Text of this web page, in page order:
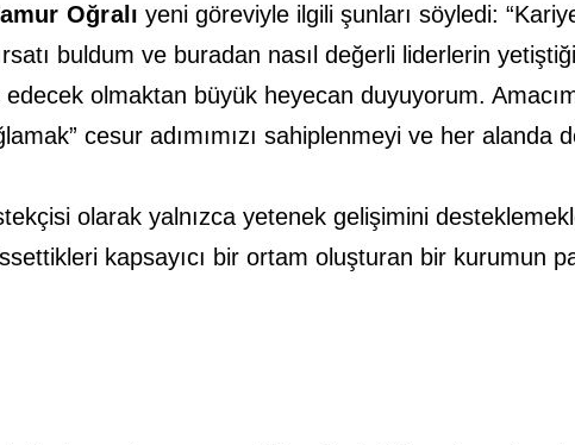
Oğralı yeni göreviyle ilgili şunları söyledi:
buldum ve buradan nasıl değerli liderlerin
olmaktan büyük heyecan duyuyorum.
cesur adımımızı sahiplenmeyi ve her
olarak yalnızca yetenek gelişimini
kapsayıcı bir ortam oluşturan bir kurumun